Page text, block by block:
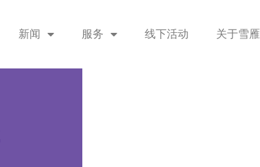
新闻 服务 线下活动 关于雪雁